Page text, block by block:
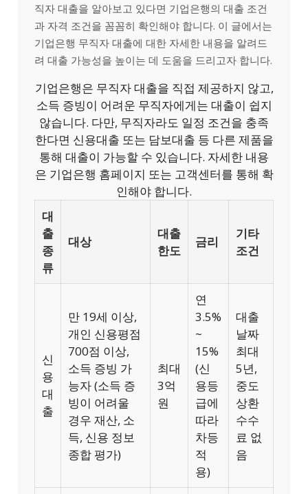
직자 대출을 알아보고 있다면 기업은행의 대출 조건
과 자격 조건을 꼼꼼히 확인해야 합니다. 이 글에서는
기업은행 무직자 대출에 대한 자세한 내용을 알려드
려 대출 가능성을 높이는 데 도움을 드리고자 합니다.
기업은행은 무직자 대출을 직접 제공하지 않고,
소득 증빙이 어려운 무직자에게는 대출이 쉽지
않습니다. 다만, 무직자라도 일정 조건을 충족
한다면 신용대출 또는 담보대출 등 다른 제품을
통해 대출이 가능할 수 있습니다. 자세한 내용
은 기업은행 홈페이지 또는 고객센터를 통해 확
인해야 합니다.
대
출
종
류
대상
대출
한도
금리
기타
조건
신
용
대
출
만 19세 이상,
개인 신용평점
700점 이상,
소득 증빙 가
능자 (소득 증
빙이 어려울
경우 재산, 소
득, 신용 정보
종합 평가)
최대
3억
원
연
3.5%
~
15%
(신
용등
급에
따라
차등
적
용)
대출
날짜
최대
5년,
중도
상환
수수
료 없
음